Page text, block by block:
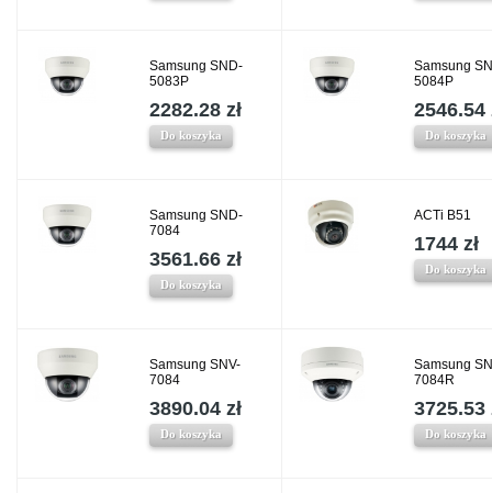
Samsung SND-
5083P
2282.28 zł
Do koszyka
Samsung
5084P
2546.54
Do koszyka
Samsung SND-
7084
3561.66 zł
Do koszyka
ACTi B51
1744 zł
Do koszyka
Samsung SNV-
7084
3890.04 zł
Do koszyka
Samsung
7084R
3725.53
Do koszyka